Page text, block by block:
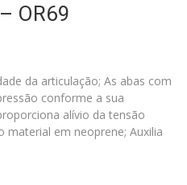
OR69
da articulação; As abas com
conforme a sua
alívio da tensão
material em neoprene; Auxilia